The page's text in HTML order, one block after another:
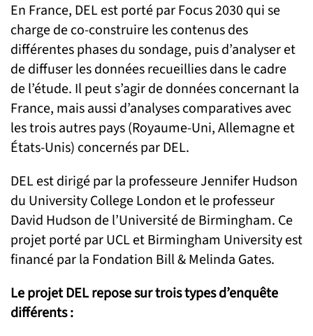
En France, DEL est porté par Focus 2030 qui se
charge de co-construire les contenus des
différentes phases du sondage, puis d’analyser et
de diffuser les données recueillies dans le cadre
de l’étude. Il peut s’agir de données concernant la
France, mais aussi d’analyses comparatives avec
les trois autres pays (Royaume-Uni, Allemagne et
États-Unis) concernés par DEL.
DEL est dirigé par la professeure Jennifer Hudson
du University College London et le professeur
David Hudson de l’Université de Birmingham. Ce
projet porté par UCL et Birmingham University est
financé par la Fondation Bill & Melinda Gates.
Le projet DEL repose sur trois types d’enquête
différents :